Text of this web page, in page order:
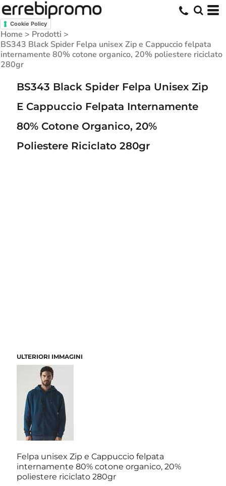
Cookie Policy
Home > Prodotti >
BS343 Black Spider Felpa unisex Zip e Cappuccio felpata
internamente 80% cotone organico, 20% poliestere riciclato
280gr
BS343 Black Spider Felpa Unisex Zip
E Cappuccio Felpata Internamente
80% Cotone Organico, 20%
Poliestere Riciclato 280gr
ULTERIORI IMMAGINI
Felpa unisex Zip e Cappuccio felpata
internamente 80% cotone organico, 20%
poliestere riciclato 280gr